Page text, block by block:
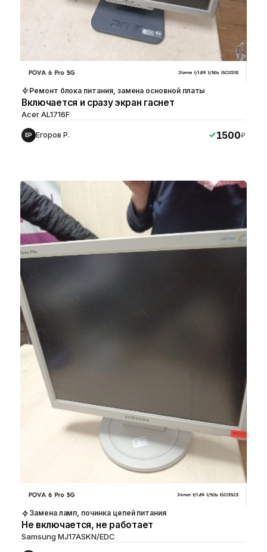
Ремонт блока питания, замена основной платы
Включается и сразу экран гаснет
Acer AL1716F
ЕР Егоров Р. 1500₽
Замена ламп, починка цепей питания
Не включается, не работает
Samsung MJ17ASKN/EDC